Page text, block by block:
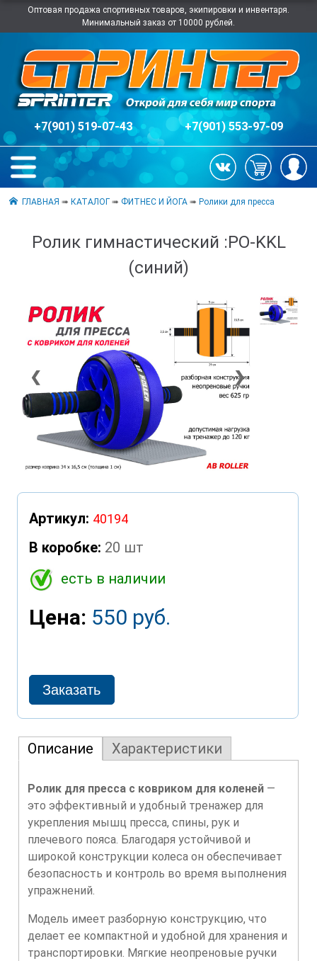
Оптовая продажа спортивных товаров, экипировки и инвентаря.
Минимальный заказ от 10000 рублей.
+7(901) 519-07-43 +7(901) 553-97-09
ГЛАВНАЯ ➠КАТАЛОГ ➠ ФИТНЕС И ЙОГА ➠Ролики для пресса
Ролик гимнастический :PO-KKL
(синий)
❮ ❯
Артикул: 40194
В коробке: 20 шт
есть в наличии
Цена: 550 руб.
Описание Характеристики
Ролик для пресса с ковриком для коленей—
это эффективный и удобный тренажер для
укрепления мышц пресса, спины, рук и
плечевого пояса. Благодаря устойчивой и
широкой конструкции колеса он обеспечивает
безопасность и контроль во время выполнения
упражнений.
Модель имеет разборную конструкцию, что
делает ее компактной и удобной для хранения и
транспортировки. Мягкие неопреновые ручки